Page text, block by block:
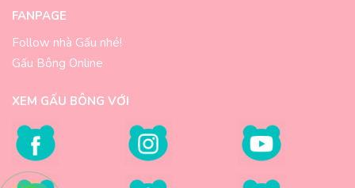
FANPAGE
Follow nhà Gấu nhé!
Gấu Bông Online
XEM GẤU BÔNG VỚI